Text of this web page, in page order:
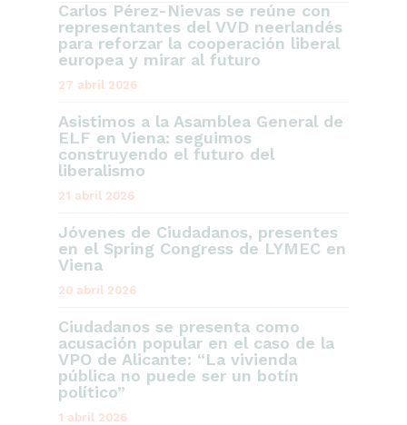
Carlos Pérez-Nievas se reúne con
representantes del VVD neerlandés
para reforzar la cooperación liberal
europea y mirar al futuro
27 abril 2026
Asistimos a la Asamblea General de
ELF en Viena: seguimos
construyendo el futuro del
liberalismo
21 abril 2026
Jóvenes de Ciudadanos, presentes
en el Spring Congress de LYMEC en
Viena
20 abril 2026
Ciudadanos se presenta como
acusación popular en el caso de la
VPO de Alicante: “La vivienda
pública no puede ser un botín
político”
1 abril 2026